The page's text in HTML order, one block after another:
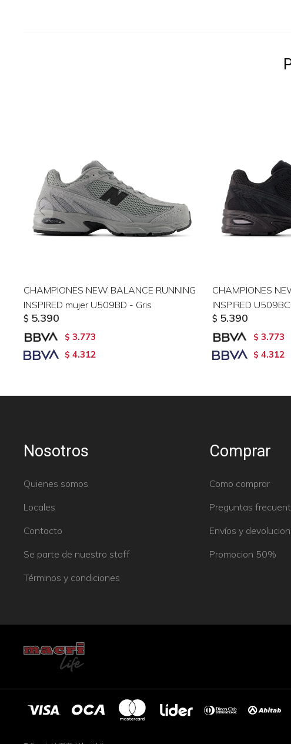
CHAMPIONES NEW BALANCE RUNNING
INSPIRED mujer U509BD - Gris
$ 5.390
$ 3.773
$ 4.312
CHAMPIONES
INSPIRED
$ 5.390
$ 3.773
$ 4.312
Nosotros
Quienes somos
Locales
Contacto
Se parte de nuestro staff
Términos y condiciones
Comprar
Como comprar
Preguntas
Envíos y
Promocion 50%